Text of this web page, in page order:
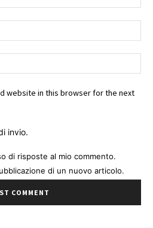
website in this browser for the next
invio.
di risposte al mio commento.
di un nuovo articolo.